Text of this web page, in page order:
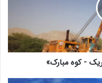
- کوه مبارک»